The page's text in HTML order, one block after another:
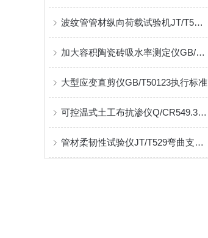
波纹管管材纵向荷载试验机JT/T529试验方式介绍
加大容积陶瓷砖吸水率测定仪GB/T3810.3 实验方式
大型应变直剪仪GB/T50123执行标准
可控温式土工布抗渗仪Q/CR549.3试验标准介绍
管材柔韧性试验仪JT/T529弯曲支撑机构间距调节范围